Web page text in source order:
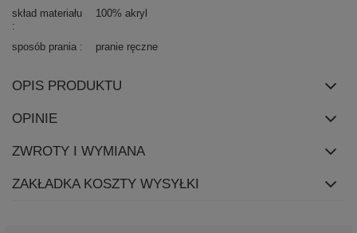
skład materiału 100% akryl
sposób prania pranie ręczne
OPIS PRODUKTU
OPINIE
ZWROTY I WYMIANA
ZAKŁADKA KOSZTY WYSYŁKI